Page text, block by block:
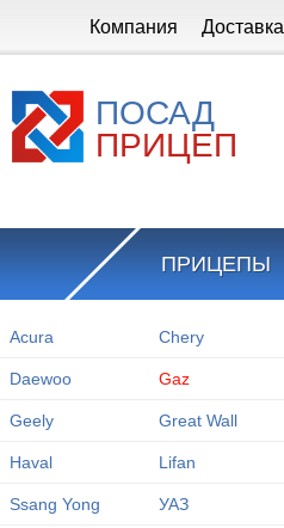
Компания Доставка
ПОСАД
ПРИЦЕП
ПРИЦЕПЫ
Acura Chery
Daewoo Gaz
Geely Great Wall
Haval Lifan
Ssang Yong УАЗ